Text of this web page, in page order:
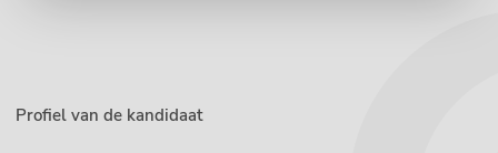
Profiel van de kandidaat